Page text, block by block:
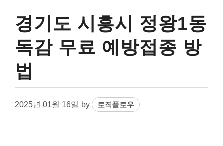
경기도 시흥시 정왕1동
독감 무료 예방접종 방
법
2025년 01월 16일 by 로직플로우